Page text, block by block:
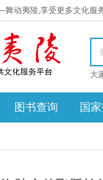
动夷陵,享受更多文化服
图书查询 国